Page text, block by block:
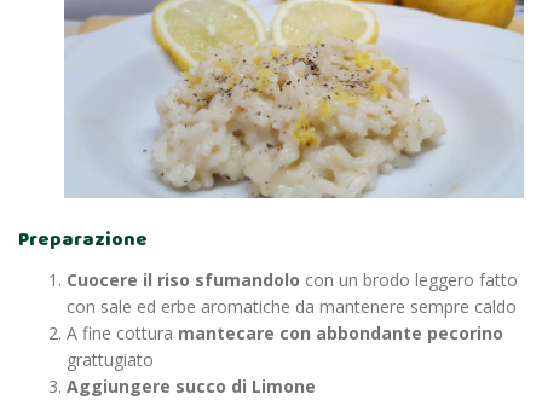
Preparazione
Cuocere il riso sfumandolo con un brodo leggero fatto
con sale ed erbe aromatiche da mantenere sempre caldo
A fine cottura mantecare con abbondante pecorino
grattugiato
Aggiungere succo di Limone